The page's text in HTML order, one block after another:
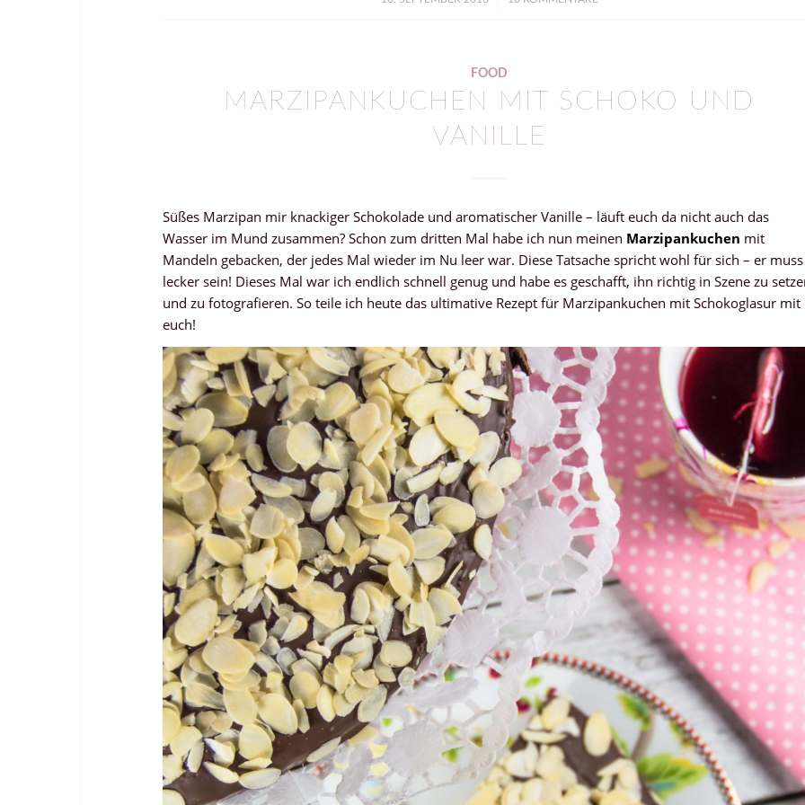
FOOD
MARZIPANKUCHEN MIT SCHOKO UND
VANILLE
Süßes Marzipan mir knackiger Schokolade und aromatischer Vanille – läuft euch da nicht auch das
Wasser im Mund zusammen? Schon zum dritten Mal habe ich nun meinen Marzipankuchen mit
Mandeln gebacken, der jedes Mal wieder im Nu leer war. Diese Tatsache spricht wohl für sich – er muss
lecker sein! Dieses Mal war ich endlich schnell genug und habe es geschafft, ihn richtig in Szene zu
und zu fotografieren. So teile ich heute das ultimative Rezept für Marzipankuchen mit Schokoglasur mit
euch!